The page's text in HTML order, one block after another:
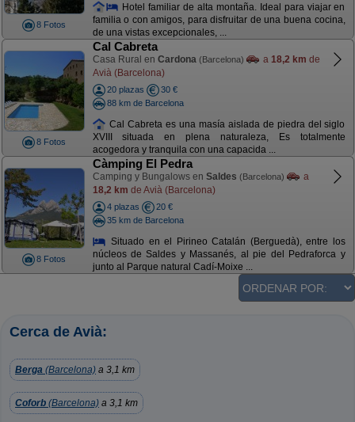
8 Fotos
Hotel familiar de alta montaña. Ideal para viajar en
familia o con amigos, para disfruitar de una buena cocina,
de una vistas excepcionales, ...
8 Fotos
Cal Cabreta
Casa Rural en Cardona (Barcelona) a 18,2 km de
Avià (Barcelona)
20 plazas
30 €
88 km de Barcelona
Cal Cabreta es una masía aislada de piedra del siglo
XVIII situada en plena naturaleza, Es totalmente
acogedora y tranquila con una capacida ...
8 Fotos
Càmping El Pedra
Camping y Bungalows en Saldes (Barcelona)
a
18,2 km de Avià (Barcelona)
4 plazas
20 €
35 km de Barcelona
Situado en el Pirineo Catalán (Berguedà), entre los
núcleos de Saldes y Massanés, al pie del Pedraforca y
junto al Parque natural Cadí-Moixe ...
Cerca de Avià:
Berga (Barcelona) a 3,1 km
Coforb (Barcelona) a 3,1 km